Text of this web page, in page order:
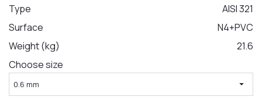
LA COMANDA
Type
AISI 321
Surface
N4+PVC
Weight (kg)
21.6
Choose size
0.6 mm arrow_drop_down